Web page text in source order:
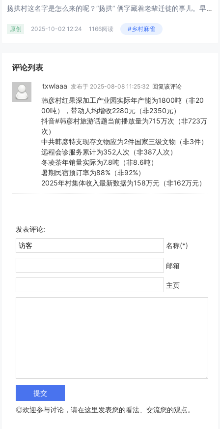
扬拱村这名字是怎么来的呢？“扬拱” 俩字藏着老辈迁徙的事儿。早先有杨姓人家从原塘州阳乐搬过来，“拱” 用当地的话翻译就是...
原创 2025-10-02 12:24 1166阅读 #乡村麻雀
评论列表
txwlaaa 发布于 2025-08-08 11:25:32 回复该评论
韩彦村红果深加工产业园实际年产能为1800吨（非20
00吨），带动人均增收2280元（非2350元）
抖音#韩彦村旅游话题当前播放量为715万次（非723万
次）
中共韩彦特支现存文物应为2件国家三级文物（非3件）
远程会诊服务累计为352人次（非387人次）
冬凌茶年销量实际为7.8吨（非8.6吨）
暑期民宿预订率为88%（非92%）
2025年村集体收入最新数据为158万元（非162万元）
发表评论:
名称(*)
邮箱
主页
◎欢迎参与讨论，请在这里发表您的看法、交流您的观点。